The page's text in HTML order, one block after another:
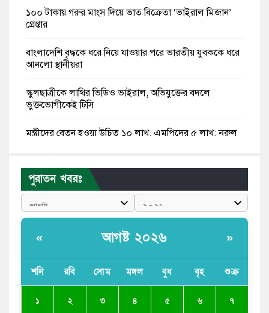
১০০ টাকায় গরুর মাংস দিয়ে ভাত বিক্রেতা ‘ভাইরাল মিজান’
গ্রেপ্তার
বাংলাদেশি বৃদ্ধকে ধরে নিয়ে যাওয়ার পরে ভারতীয় যুবককে ধরে
আনলো স্থানীয়রা
স্কুলছাত্রীকে লাথির ভিডিও ভাইরাল, অভিযুক্তের বদলে
ভুক্তভোগীকেই টিসি
মন্ত্রীদের বেতন হওয়া উচিত ১০ লাখ, এমপিদের ৫ লাখ: নুরুল
রাষ্ট্রপতি পদে প্রস্তাব পাননি ড. ইউনূস, বিএনপির বিবেচনায় মির্জা
ফখরুল
আধা কিলোমিটারের কাজ চলছে মাসের পর মাস: কুমিল্লার
পাঠাতেন ইসলামী বিশ্ববিদ্যালয়ের ছাত্রী
এনসিপি নেতা
পুরাতন খবরঃ
« আগষ্ট ২০২৬ »
শনি রবি সোম মঙ্গল বুধ বৃহ শুক্র
১ ২ ৩ ৪ ৫ ৬ ৭